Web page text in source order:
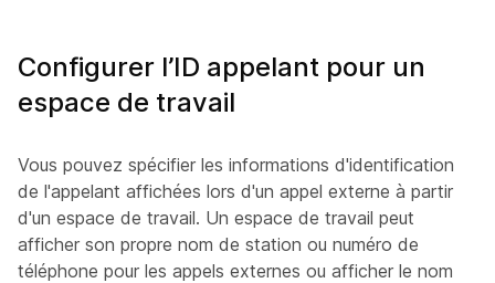
Configurer l’ID appelant pour un
espace de travail
Vous pouvez spécifier les informations d'identification
de l'appelant affichées lors d'un appel externe à partir
d'un espace de travail. Un espace de travail peut
afficher son propre nom de station ou numéro de
téléphone pour les appels externes ou afficher le nom